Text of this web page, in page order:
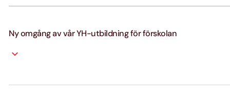
Ny omgång av vår YH-utbildning för förskolan